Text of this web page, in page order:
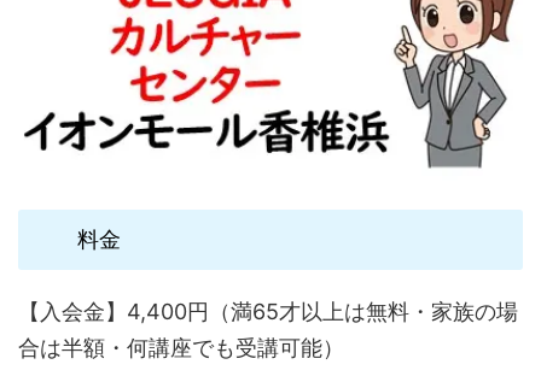
料金
【入会金】4,400円（満65才以上は無料・家族の場
合は半額・何講座でも受講可能）